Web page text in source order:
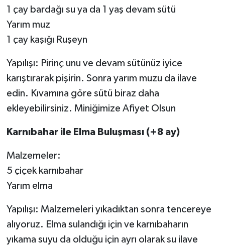
1 çay bardağı su ya da 1 yaş devam sütü
Yarım muz
1 çay kaşığı Ruşeyn
Yapılışı: Pirinç unu ve devam sütünüz iyice
karıştırarak pişirin. Sonra yarım muzu da ilave
edin. Kıvamına göre sütü biraz daha
ekleyebilirsiniz. Miniğimize Afiyet Olsun
Karnıbahar ile Elma Buluşması (+8 ay)
Malzemeler:
5 çiçek karnıbahar
Yarım elma
Yapılışı: Malzemeleri yıkadıktan sonra tencereye
alıyoruz. Elma sulandığı için ve karnıbaharın
yıkama suyu da olduğu için ayrı olarak su ilave